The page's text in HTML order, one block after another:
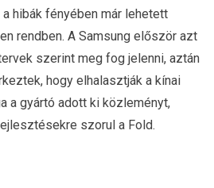
hibák fényében már lehetett
rendben. A Samsung először azt
szerint meg fog jelenni, aztán
hogy elhalasztják a kínai
a gyártó adott ki közleményt,
szorul a Fold.